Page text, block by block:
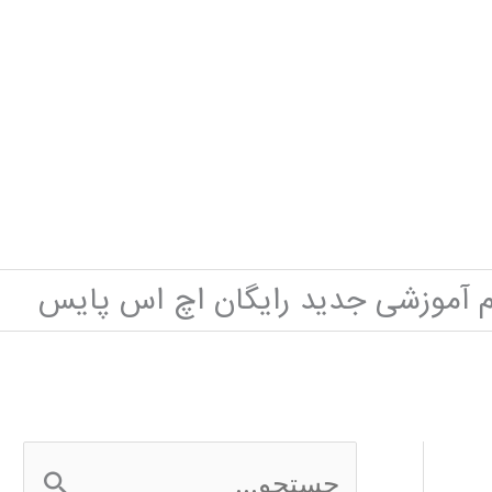
آموزشی جدید رایگان اچ اس پایس